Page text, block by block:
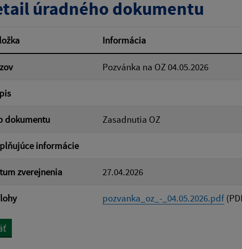
Filtrovať
úradného dokumentu
Informácia
Pozvánka na OZ 04.05.2026
dokumentu Zasadnutia OZ
informácie
zverejnenia 27.04.2026
pozvanka_oz_-_04.05.2026.pdf